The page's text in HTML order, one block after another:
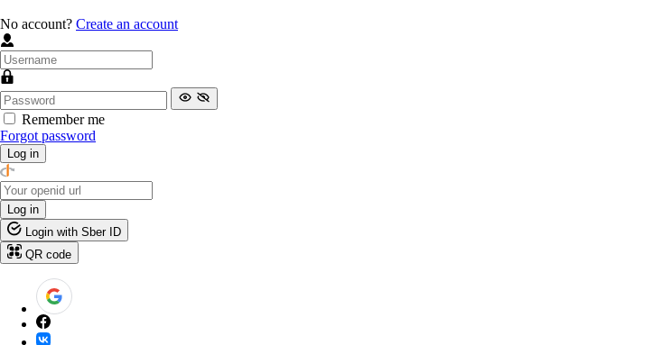
No account? Create an account
Remember me
Forgot password
Log in
Log in
Login with Sber ID
QR code